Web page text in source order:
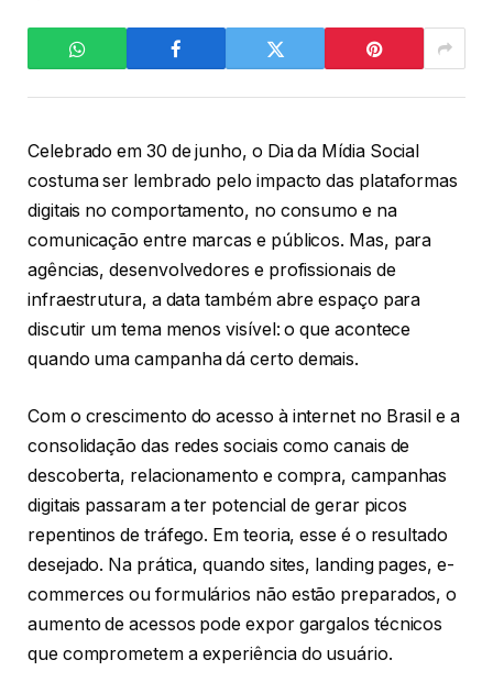
Celebrado em 30 de junho, o Dia da Mídia Social
costuma ser lembrado pelo impacto das plataformas
digitais no comportamento, no consumo e na
comunicação entre marcas e públicos. Mas, para
agências, desenvolvedores e profissionais de
infraestrutura, a data também abre espaço para
discutir um tema menos visível: o que acontece
quando uma campanha dá certo demais.
Com o crescimento do acesso à internet no Brasil e a
consolidação das redes sociais como canais de
descoberta, relacionamento e compra, campanhas
digitais passaram a ter potencial de gerar picos
repentinos de tráfego. Em teoria, esse é o resultado
desejado. Na prática, quando sites, landing pages, e-
commerces ou formulários não estão preparados, o
aumento de acessos pode expor gargalos técnicos
que comprometem a experiência do usuário.